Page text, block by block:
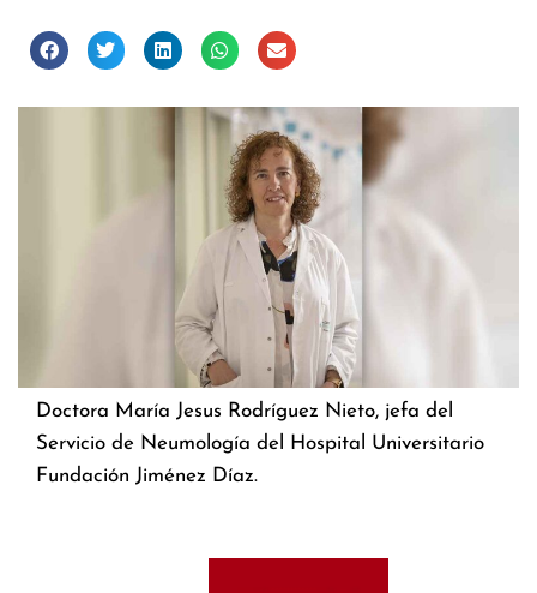
Doctora María Jesus Rodríguez Nieto, jefa del
Servicio de Neumología del Hospital Universitario
Fundación Jiménez Díaz.